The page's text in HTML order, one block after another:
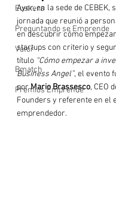
Euskera
Preguntando se Emprende
Valor
Bmatch
Premios Emprende
Ayer, en la sede de CEBEK,
jornada que reunió a
en descubrir cómo
startups con criterio y
título “Cómo empezar a
Business Angel”, el evento
por Mario Brassesco, CEO
Founders y referente en el
emprendedor.